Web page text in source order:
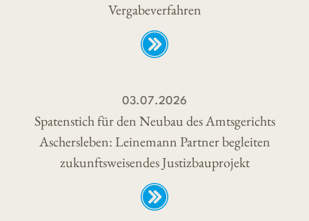
Vergabeverfahren
03.07.2026
Spatenstich für den Neubau des Amtsgerichts
Aschersleben: Leinemann Partner begleiten
zukunftsweisendes Justizbauprojekt